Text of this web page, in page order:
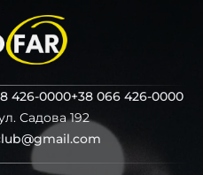
426-0000+38 066 426-0000
Садова 192